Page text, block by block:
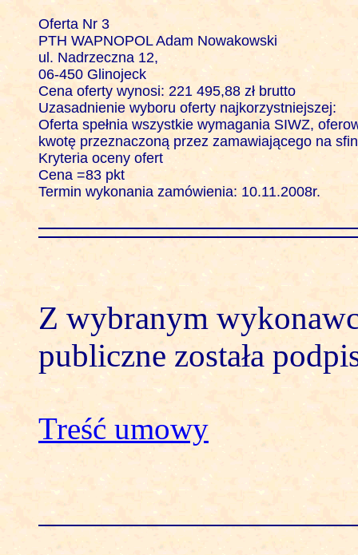
Oferta Nr 3
PTH WAPNOPOL Adam Nowakowski
ul. Nadrzeczna 12,
06-450 Glinojeck
Cena oferty wynosi: 221 495,88 zł brutto
Uzasadnienie wyboru oferty najkorzystniejszej:
Oferta spełnia wszystkie wymagania SIWZ,
kwotę przeznaczoną przez zamawiającego na
Kryteria oceny ofert
Cena =83 pkt
Termin wykonania zamówienia: 10.11.2008r.
Z wybranym
publiczne została
Treść umowy